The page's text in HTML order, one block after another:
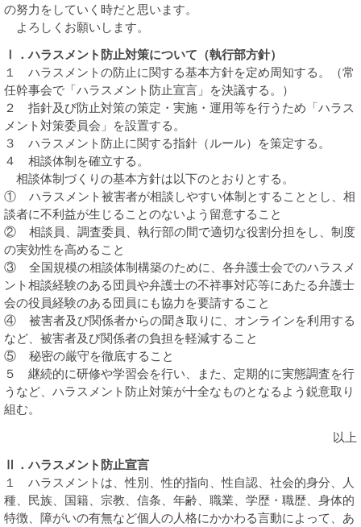
の努力をしていく時だと思います。
よろしくお願いします。
Ⅰ．ハラスメント防止対策について（執行部方針）
１ ハラスメントの防止に関する基本方針を定め周知する。（常
任幹事会で「ハラスメント防止宣言」を決議する。）
２ 指針及び防止対策の策定・実施・運用等を行うため「ハラス
メント対策委員会」を設置する。
３ ハラスメント防止に関する指針（ルール）を策定する。
４ 相談体制を確立する。
相談体制づくりの基本方針は以下のとおりとする。
① ハラスメント被害者が相談しやすい体制とすることとし、相
談者に不利益が生じることのないよう留意すること
② 相談員、調査委員、執行部の間で適切な役割分担をし、制度
の実効性を高めること
③ 全国規模の相談体制構築のために、各弁護士会でのハラスメ
ント相談経験のある団員や弁護士の不祥事対応等にあたる弁護士
会の役員経験のある団員にも協力を要請すること
④ 被害者及び関係者からの聞き取りに、オンラインを利用する
など、被害者及び関係者の負担を軽減すること
⑤ 秘密の厳守を徹底すること
５ 継続的に研修や学習会を行い、また、定期的に実態調査を行
うなど、ハラスメント防止対策が十全なものとなるよう鋭意取り
組む。
以上
Ⅱ．ハラスメント防止宣言
１ ハラスメントは、性別、性的指向、性自認、社会的身分、人
種、民族、国籍、宗教、信条、年齢、職業、学歴・職歴、身体的
特徴、障がいの有無など個人の人格にかかわる言動によって、あ